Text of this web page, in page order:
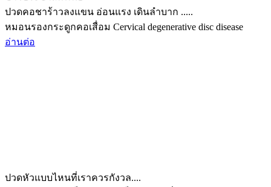
ปวดคอชาร้าวลงแขน อ่อนแรง เดินลำบาก .....
หมอนรองกระดูกคอเสื่อม Cervical degenerative disc disease
อ่านต่อ
ปวดหัวแบบไหนที่เราควรกังวล....